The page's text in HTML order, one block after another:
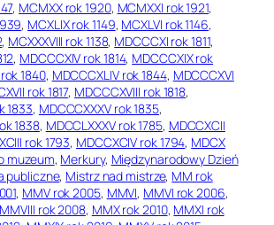
, MCMXX rok 1920, MCMXXI rok 1921
, MCXLIX rok 1149, MCXLVI rok 1146
, MCXXXVIII rok 1138, MDCCCXI rok 1811
, MDCCCXIV rok 1814, MDCCCXIX rok
1840, MDCCCXLIV rok 1844, MDCCCXVI
rok 1817, MDCCCXVIII rok 1818
1833, MDCCCXXXV rok 1835
1838, MDCCLXXXV rok 1785, MDCCXCII
rok 1793, MDCCXCIV rok 1794, MDCX
muzeum, Merkury, Międzynarodowy Dzień
publiczne, Mistrz nad mistrze, MM rok
, MMV rok 2005, MMVI, MMVI rok 2006
MMVIII rok 2008, MMX rok 2010, MMXI rok